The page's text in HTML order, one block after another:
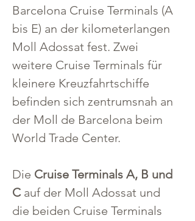
Barcelona Cruise Terminals (A
bis E) an der kilometerlangen
Moll Adossat fest. Zwei
weitere Cruise Terminals für
kleinere Kreuzfahrtschiffe
befinden sich zentrumsnah an
der Moll de Barcelona beim
World Trade Center.
Die Cruise Terminals A, B und
C auf der Moll Adossat und
die beiden Cruise Terminals